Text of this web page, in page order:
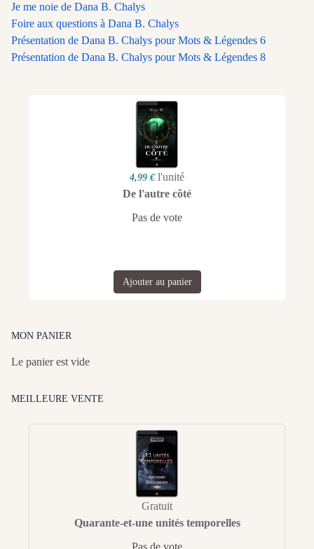
Je me noie de Dana B. Chalys
Foire aux questions à Dana B. Chalys
Présentation de Dana B. Chalys pour Mots & Légendes 6
Présentation de Dana B. Chalys pour Mots & Légendes 8
4,99 € l'unité
De l'autre côté
Pas de vote
Ajouter au panier
MON PANIER
Le panier est vide
MEILLEURE VENTE
Gratuit
Quarante-et-une unités temporelles